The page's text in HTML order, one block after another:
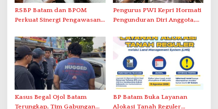
RSBP Batam dan BPOM
Perkuat Sinergi Pengawasan
Pelayanan Kefarmasian
Pengurus PWI Kepri Hormati
Pengunduran Diri Anggota,
Administrasi ke Pusat
Kasus Begal Ojol Batam
Terungkap, Tim Gabungan
BP Batam Buka Layanan
Alokasi Tanah Reguler